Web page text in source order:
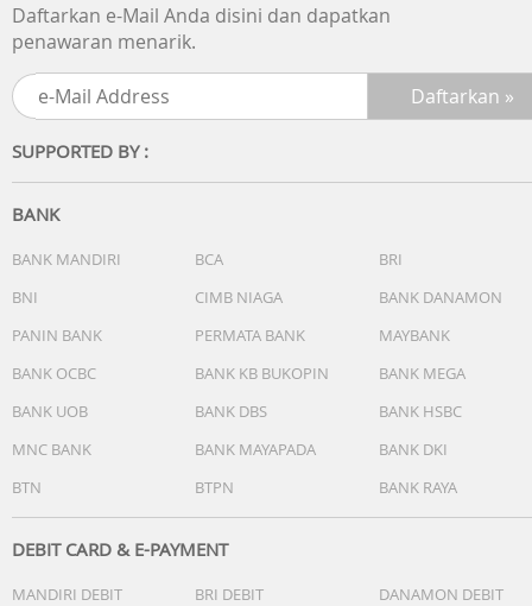
Daftarkan e-Mail Anda disini dan dapatkan
penawaran menarik.
SUPPORTED BY :
BANK
BANK MANDIRI BCA
BRI
BNI
CIMB NIAGA
BANK DANAMON
PANIN BANK
PERMATA BANK
MAYBANK
BANK OCBC
BANK KB BUKOPIN
BANK MEGA
BANK UOB
BANK DBS
BANK HSBC
MNC BANK
BANK MAYAPADA
BANK DKI
BTN
BTPN BANK RAYA
DEBIT CARD & E-PAYMENT
MANDIRI DEBIT BRI DEBIT
DANAMON DEBIT